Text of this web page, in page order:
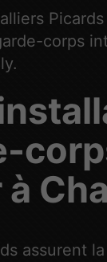
corps
assurent